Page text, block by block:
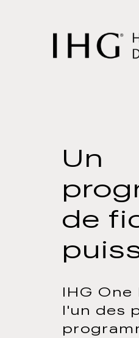
PRINCIPAL
Un
de
IHG One
l'un des